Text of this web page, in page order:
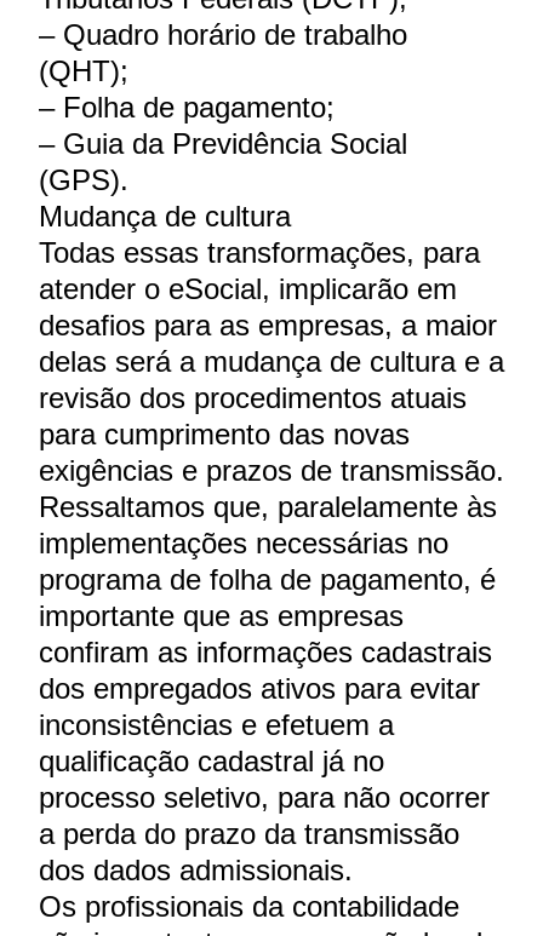
– Quadro horário de trabalho
(QHT);
– Folha de pagamento;
– Guia da Previdência Social
(GPS).
Mudança de cultura
Todas essas transformações, para
atender o eSocial, implicarão em
desafios para as empresas, a maior
delas será a mudança de cultura e a
revisão dos procedimentos atuais
para cumprimento das novas
exigências e prazos de transmissão.
Ressaltamos que, paralelamente às
implementações necessárias no
programa de folha de pagamento, é
importante que as empresas
confiram as informações cadastrais
dos empregados ativos para evitar
inconsistências e efetuem a
qualificação cadastral já no
processo seletivo, para não ocorrer
a perda do prazo da transmissão
dos dados admissionais.
Os profissionais da contabilidade